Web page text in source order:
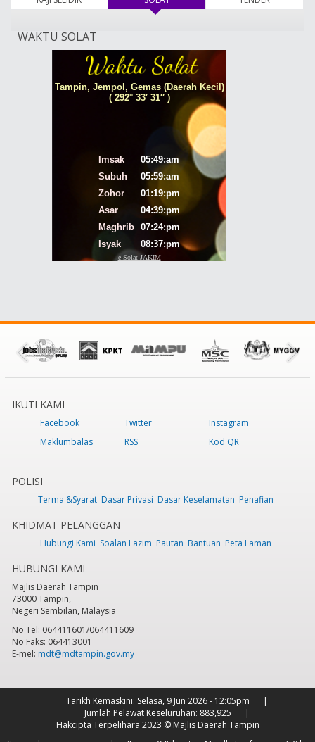
WAKTU SOLAT
IKUTI KAMI
Facebook Twitter
Instagram
Maklumbalas
RSS Kod QR
POLISI
Terma &Syarat Dasar Privasi Dasar Keselamatan Penafian
KHIDMAT PELANGGAN
Hubungi Kami Soalan Lazim Pautan Bantuan Peta Laman
HUBUNGI KAMI
Majlis Daerah Tampin
73000 Tampin,
Negeri Sembilan, Malaysia
No Tel: 064411601/064411609
No Faks: 064413001
E-mel: mdt@mdtampin.gov.my
Tarikh Kemaskini: Selasa, 9 Jun 2026 - 12:05pm
Jumlah Pelawat Keseluruhan: 883,925
Hakcipta Terpelihara 2023 © Majlis Daerah Tampin